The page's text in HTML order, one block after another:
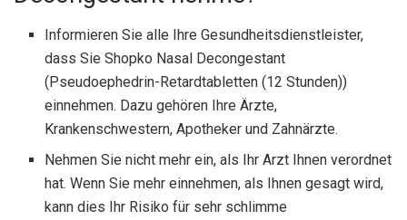
Informieren Sie alle Ihre Gesundheitsdienstleister,
dass Sie Shopko Nasal Decongestant
(Pseudoephedrin-Retardtabletten (12 Stunden))
einnehmen. Dazu gehören Ihre Ärzte,
Krankenschwestern, Apotheker und Zahnärzte.
Nehmen Sie nicht mehr ein, als Ihr Arzt Ihnen verordnet
hat. Wenn Sie mehr einnehmen, als Ihnen gesagt wird,
kann dies Ihr Risiko für sehr schlimme